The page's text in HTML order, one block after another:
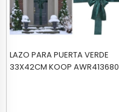
LAZO PARA PUERTA VERDE
33X42CM KOOP AWR413680